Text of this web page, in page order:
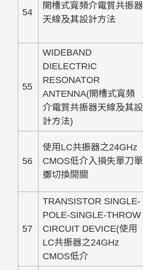
54
開槽式寬頻介電質共振器
天線及其設計方法
55
WIDEBAND
DIELECTRIC
RESONATOR
ANTENNA(開槽式寬頻
介電質共振器天線及其設
計方法)
56
使用LC共振器之24GHz
CMOS低介入損失單刀單
擲切換開關
57
TRANSISTOR SINGLE-
POLE-SINGLE-THROW
CIRCUIT DEVICE(使用
LC共振器之24GHz
CMOS低介